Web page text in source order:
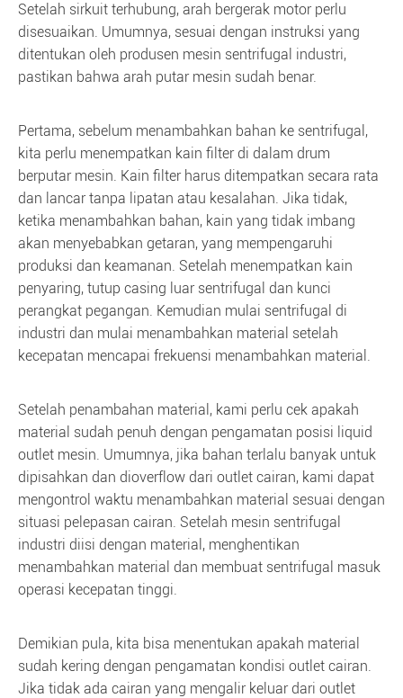
Setelah sirkuit terhubung, arah bergerak motor perlu
disesuaikan. Umumnya, sesuai dengan instruksi yang
ditentukan oleh produsen mesin sentrifugal industri,
pastikan bahwa arah putar mesin sudah benar.
Pertama, sebelum menambahkan bahan ke sentrifugal,
kita perlu menempatkan kain filter di dalam drum
berputar mesin. Kain filter harus ditempatkan secara rata
dan lancar tanpa lipatan atau kesalahan. Jika tidak,
ketika menambahkan bahan, kain yang tidak imbang
akan menyebabkan getaran, yang mempengaruhi
produksi dan keamanan. Setelah menempatkan kain
penyaring, tutup casing luar sentrifugal dan kunci
perangkat pegangan. Kemudian mulai sentrifugal di
industri dan mulai menambahkan material setelah
kecepatan mencapai frekuensi menambahkan material.
Setelah penambahan material, kami perlu cek apakah
material sudah penuh dengan pengamatan posisi liquid
outlet mesin. Umumnya, jika bahan terlalu banyak untuk
dipisahkan dan dioverflow dari outlet cairan, kami dapat
mengontrol waktu menambahkan material sesuai dengan
situasi pelepasan cairan. Setelah mesin sentrifugal
industri diisi dengan material, menghentikan
menambahkan material dan membuat sentrifugal masuk
operasi kecepatan tinggi.
Demikian pula, kita bisa menentukan apakah material
sudah kering dengan pengamatan kondisi outlet cairan.
Jika tidak ada cairan yang mengalir keluar dari outlet